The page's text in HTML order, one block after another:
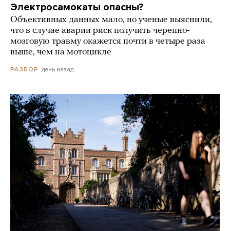
Электросамокаты опасны?
Объективных данных мало, но ученые выяснили,
что в случае аварии риск получить черепно-
мозговую травму окажется почти в четыре раза
выше, чем на мотоцикле
РАЗБОР день назад